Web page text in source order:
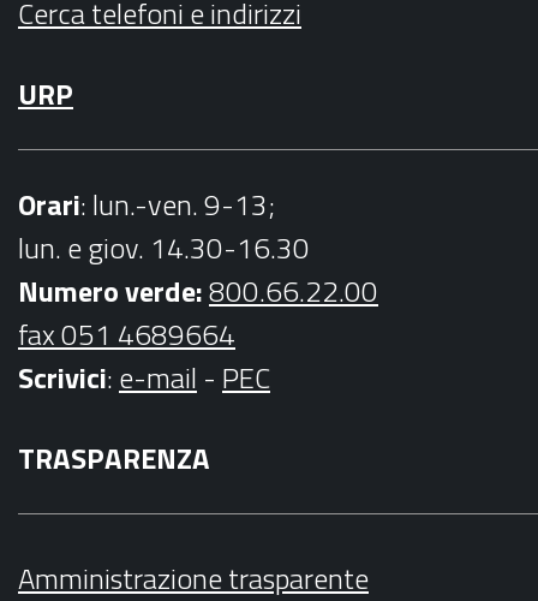
Cerca telefoni e indirizzi
URP
Orari: lun.-ven. 9-13;
lun. e giov. 14.30-16.30
Numero verde:800.66.22.00
fax 051 4689664
Scrivici:e-mail - PEC
TRASPARENZA
Amministrazione trasparente